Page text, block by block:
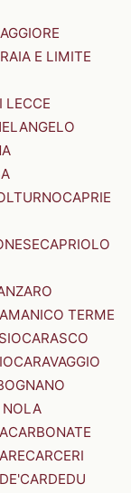
E LIMITE
LECCE
CAPRIE
CAPRIOLO
TERME
CARASCO
CARAVAGGIO
NOLA
CARBONATE
CARCERI
CARDEDU